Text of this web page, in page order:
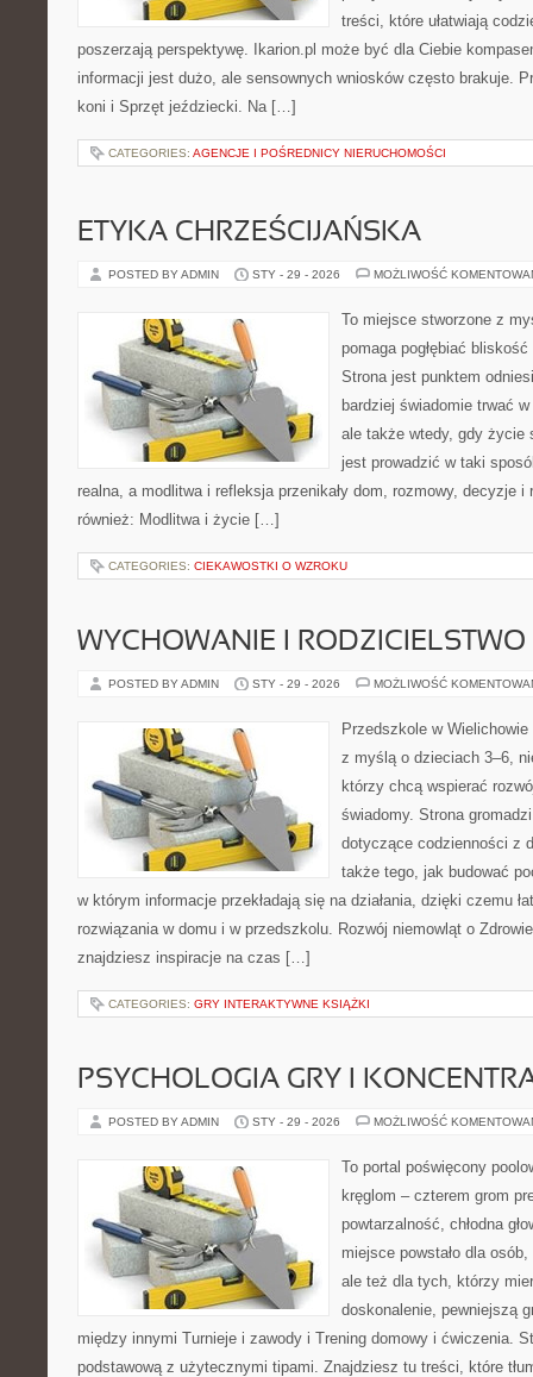
treści, które ułatwiają
poszerzają perspektywę. Ikarion.pl może być dla Ciebie
informacji jest dużo, ale sensownych wniosków często brakuje.
koni i Sprzęt jeździecki. Na […]
CATEGORIES: AGENCJE I POŚREDNICY NIERUCHOMOŚCI
ETYKA CHRZEŚCIJAŃSKA
POSTED BY ADMIN STY - 29 - 2026 MOŻLIWOŚĆ
To miejsce stworzone z
pomaga pogłębiać
Strona jest punktem
bardziej świadomie trwać
ale także wtedy, gdy życie
jest prowadzić w taki
realna, a modlitwa i refleksja przenikały dom, rozmowy, decyzje
również: Modlitwa i życie […]
CATEGORIES: CIEKAWOSTKI O WZROKU
WYCHOWANIE I RODZICIELSTWO
POSTED BY ADMIN STY - 29 - 2026 MOŻLIWOŚĆ
Przedszkole w
z myślą o dzieciach 3–6,
którzy chcą wspierać
świadomy. Strona
dotyczące codzienności z
także tego, jak budować
w którym informacje przekładają się na działania, dzięki czemu
rozwiązania w domu i w przedszkolu. Rozwój niemowląt o
znajdziesz inspiracje na czas […]
CATEGORIES: GRY INTERAKTYWNE KSIĄŻKI
PSYCHOLOGIA GRY I
POSTED BY ADMIN STY - 29 - 2026 MOŻLIWOŚĆ
To portal poświęcony
kręglom – czterem grom
powtarzalność, chłodna
miejsce powstało dla
ale też dla tych, którzy
doskonalenie, pewniejszą
między innymi Turnieje i zawody i Trening domowy i ćwiczenia.
podstawową z użytecznymi tipami. Znajdziesz tu treści, które